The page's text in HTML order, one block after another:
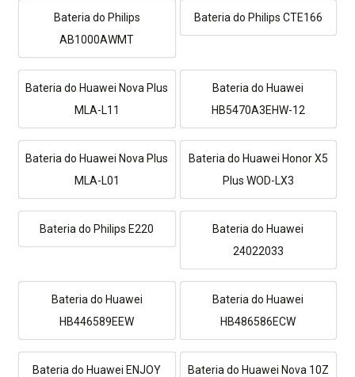
Bateria do Philips
AB1000AWMT
Bateria do Philips CTE166
Bateria do Huawei Nova Plus
MLA-L11
Bateria do Huawei
HB5470A3EHW-12
Bateria do Huawei Nova Plus
MLA-L01
Bateria do Huawei Honor X5
Plus WOD-LX3
Bateria do Philips E220
Bateria do Huawei
24022033
Bateria do Huawei
HB446589EEW
Bateria do Huawei
HB486586ECW
Bateria do Huawei ENJOY
Bateria do Huawei Nova 10Z